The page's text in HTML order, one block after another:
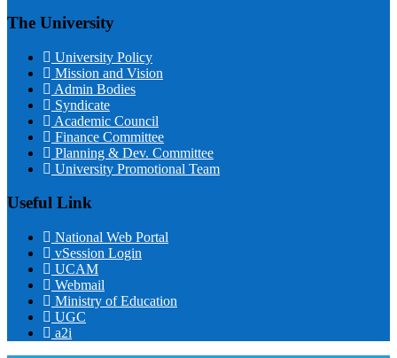
The University
University Policy
Mission and Vision
Admin Bodies
Syndicate
Academic Council
Finance Committee
Planning & Dev. Committee
University Promotional Team
Useful Link
National Web Portal
vSession Login
UCAM
Webmail
Ministry of Education
UGC
a2i